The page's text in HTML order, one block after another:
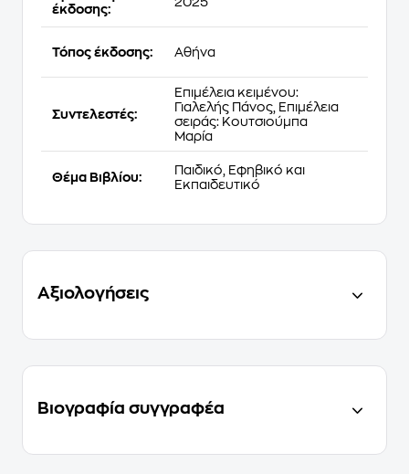
έκδοσης:
Τόπος έκδοσης: Αθήνα
Συντελεστές:
Επιμέλεια κειμένου:
Γιαλελής Πάνος, Επιμέλεια
σειράς: Κουτσιούμπα
Μαρία
Θέμα Βιβλίου:
Παιδικό, Εφηβικό και
Εκπαιδευτικό
Αξιολογήσεις
Βιογραφία συγγραφέα